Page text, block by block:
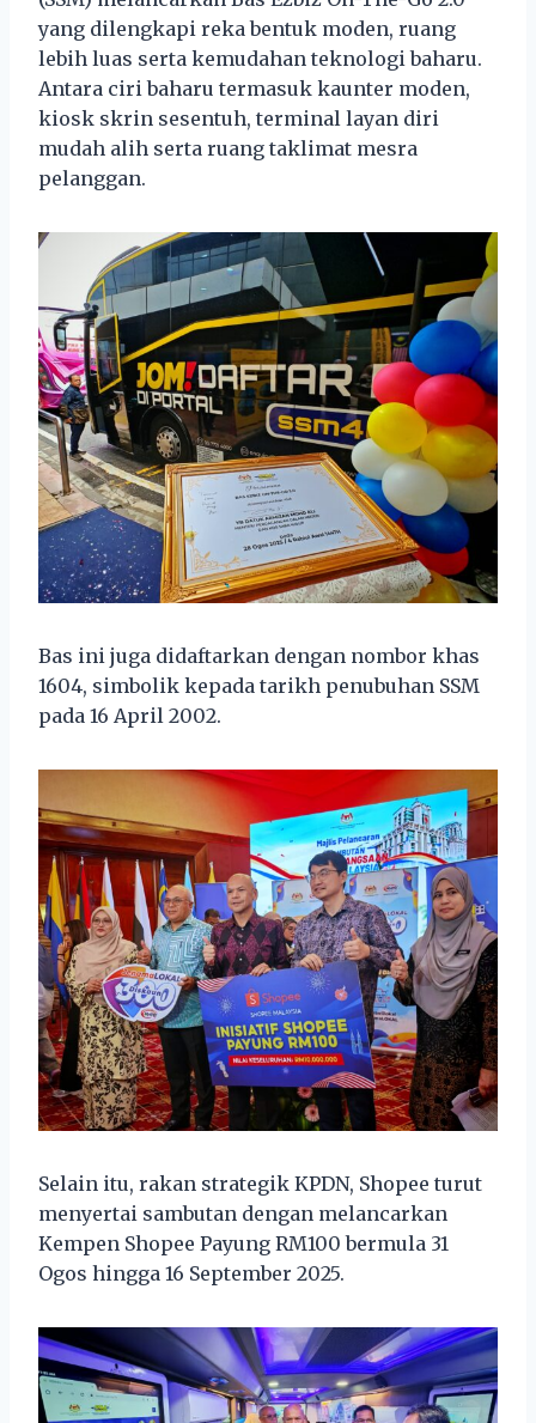
yang dilengkapi reka bentuk moden, ruang
lebih luas serta kemudahan teknologi baharu.
Antara ciri baharu termasuk kaunter moden,
kiosk skrin sesentuh, terminal layan diri
mudah alih serta ruang taklimat mesra
pelanggan.
Bas ini juga didaftarkan dengan nombor khas
1604, simbolik kepada tarikh penubuhan SSM
pada 16 April 2002.
Selain itu, rakan strategik KPDN, Shopee turut
menyertai sambutan dengan melancarkan
Kempen Shopee Payung RM100 bermula 31
Ogos hingga 16 September 2025.